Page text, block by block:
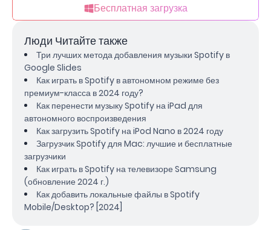
Бесплатная загрузка
Люди Читайте также
Три лучших метода добавления музыки Spotify в
Google Slides
Как играть в Spotify в автономном режиме без
премиум-класса в 2024 году?
Как перенести музыку Spotify на iPad для
автономного воспроизведения
Как загрузить Spotify на iPod Nano в 2024 году
Загрузчик Spotify для Mac: лучшие и бесплатные
загрузчики
Как играть в Spotify на телевизоре Samsung
(обновление 2024 г.)
Как добавить локальные файлы в Spotify
Mobile/Desktop? [2024]